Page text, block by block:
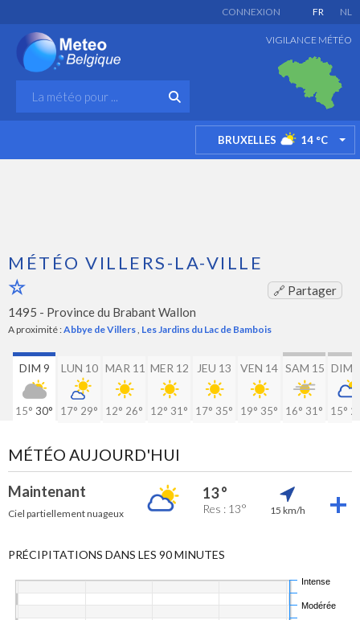
FR NL
CONNEXION
VIGILANCE MÉTÉO
BRUXELLES 14 °C
MÉTÉO VILLERS-LA-VILLE
🔗 Partager
1495 - Province du Brabant Wallon
A proximité :Abbye de Villers, Les Jardins du Lac de Bambois
DIM 9
15° 30°
LUN 10
17° 29°
MAR 11
12° 26°
MER 12
12° 31°
JEU 13
17° 35°
VEN 14
19° 35°
SAM 15
16° 31°
DIM
15°
MÉTÉO AUJOURD'HUI
Maintenant
Ciel partiellement nuageux
13 °
Res : 13° 15 km/h
PRÉCIPITATIONS DANS LES 90 MINUTES
Modérée
Intense